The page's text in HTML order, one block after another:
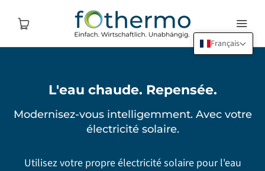
Français
L'eau chaude. Repensée.
Modernisez-vous intelligemment. Avec votre
électricité solaire.
Utilisez votre propre électricité solaire pour l'eau